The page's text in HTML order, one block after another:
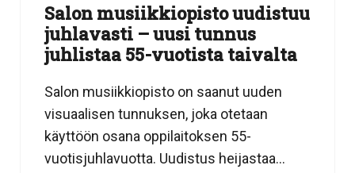
Salon musiikkiopisto uudistuu
juhlavasti – uusi tunnus
juhlistaa 55-vuotista taivalta
Salon musiikkiopisto on saanut uuden
visuaalisen tunnuksen, joka otetaan
käyttöön osana oppilaitoksen 55-
vuotisjuhlavuotta. Uudistus heijastaa...